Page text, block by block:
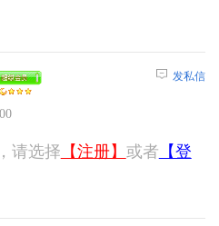
发私信
请选择 【注册】 或者 【登